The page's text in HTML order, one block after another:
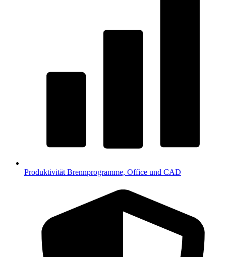
Produktivität Brennprogramme, Office und CAD